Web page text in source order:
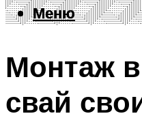
Меню
Меню
Монтаж
свай